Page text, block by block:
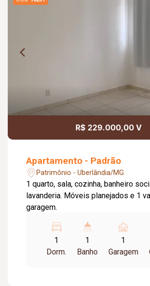
R$ 229.000,00 V
Apartamento - Padrão
Patrimônio - Uberlândia/MG
1 quarto, sala, cozinha, banheiro
lavanderia. Móveis planejados e 1
garagem.
1
Dorm.
1
Banho
1
Garagem